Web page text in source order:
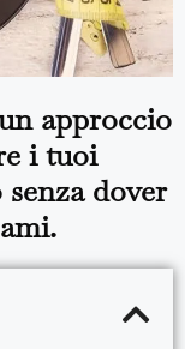
approccio
i tuoi
dover